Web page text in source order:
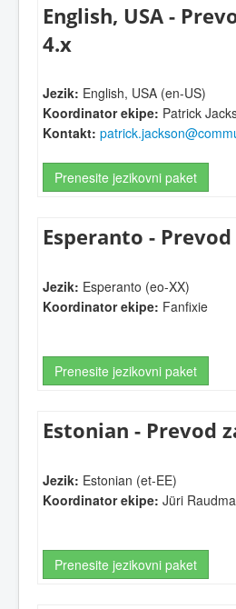
English, USA -
4.x
Jezik: English, USA (en-US)
Koordinator ekipe: Patrick
Kontakt:
Prenesite jezikovni paket
Esperanto -
Jezik: Esperanto (eo-XX)
Koordinator ekipe: Fanfixie
Prenesite jezikovni paket
Estonian - Prevod
Jezik: Estonian (et-EE)
Koordinator ekipe: Jüri
Prenesite jezikovni paket